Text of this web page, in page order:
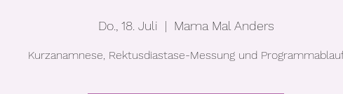
Do., 18. Juli
  |
Mama Mal Anders
Kurzanamnese, Rektusdiastase-Messung und